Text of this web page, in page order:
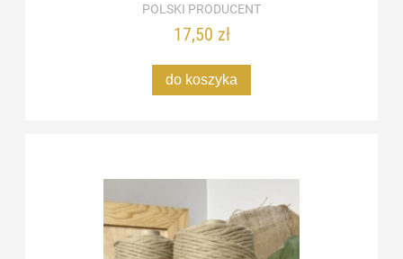
POLSKI PRODUCENT
17,50 zł
do koszyka